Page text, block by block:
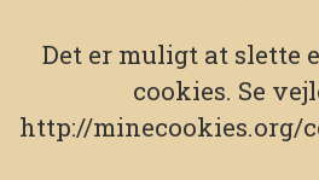
Det er muligt at slette
cookies. Se
http://minecookies.org/